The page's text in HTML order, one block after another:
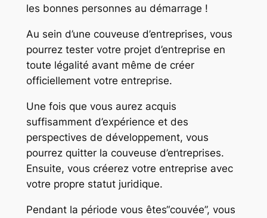
les bonnes personnes au démarrage !
Au sein d’une couveuse d’entreprises, vous
pourrez tester votre projet d’entreprise en
toute légalité avant même de créer
officiellement votre entreprise.
Une fois que vous aurez acquis
suffisamment d’expérience et des
perspectives de développement, vous
pourrez quitter la couveuse d’entreprises.
Ensuite, vous créerez votre entreprise avec
votre propre statut juridique.
Pendant la période vous êtes“couvée”, vous